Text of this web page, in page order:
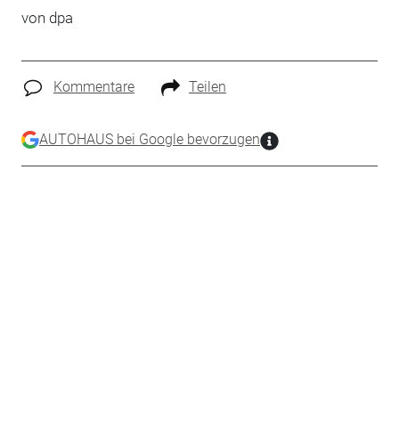
von dpa
Kommentare Teilen
AUTOHAUS bei Google bevorzugen